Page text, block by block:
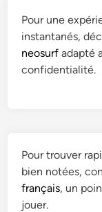
Pour une
instantanés,
neosurf adapté
confidentialité.
Pour trouver
bien notées,
français, un
jouer.